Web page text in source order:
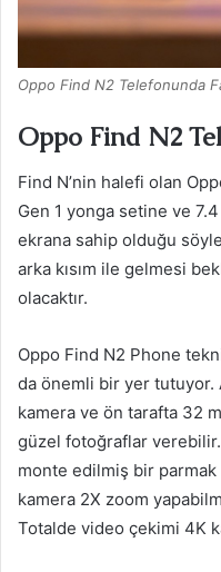
Oppo Find N2 Telefonunda
Oppo Find N2
Find N’nin halefi olan
Gen 1 yonga setine ve
ekrana sahip olduğu
arka kısım ile gelmesi
olacaktır.
Oppo Find N2 Phone
da önemli bir yer tutuyor.
kamera ve ön tarafta 32
güzel fotoğraflar verebilir.
monte edilmiş bir
kamera 2X zoom
Totalde video çekimi 4K